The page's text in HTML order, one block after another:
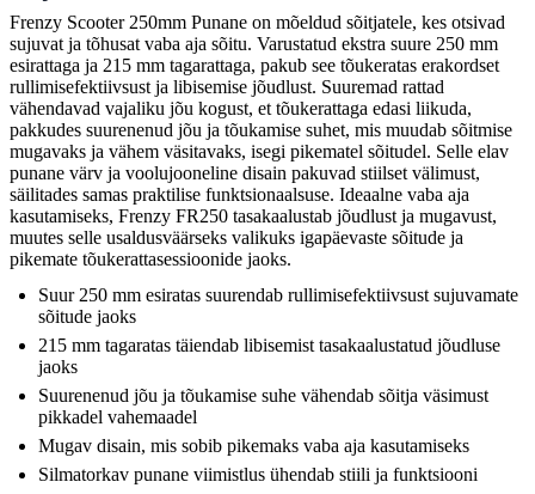
Frenzy Scooter 250mm Punane on mõeldud sõitjatele, kes otsivad
sujuvat ja tõhusat vaba aja sõitu. Varustatud ekstra suure 250 mm
esirattaga ja 215 mm tagarattaga, pakub see tõukeratas erakordset
rullimisefektiivsust ja libisemise jõudlust. Suuremad rattad
vähendavad vajaliku jõu kogust, et tõukerattaga edasi liikuda,
pakkudes suurenenud jõu ja tõukamise suhet, mis muudab sõitmise
mugavaks ja vähem väsitavaks, isegi pikematel sõitudel. Selle elav
punane värv ja voolujooneline disain pakuvad stiilset välimust,
säilitades samas praktilise funktsionaalsuse. Ideaalne vaba aja
kasutamiseks, Frenzy FR250 tasakaalustab jõudlust ja mugavust,
muutes selle usaldusväärseks valikuks igapäevaste sõitude ja
pikemate tõukerattasessioonide jaoks.
Suur 250 mm esiratas suurendab rullimisefektiivsust sujuvamate
sõitude jaoks
215 mm tagaratas täiendab libisemist tasakaalustatud jõudluse
jaoks
Suurenenud jõu ja tõukamise suhe vähendab sõitja väsimust
pikkadel vahemaadel
Mugav disain, mis sobib pikemaks vaba aja kasutamiseks
Silmatorkav punane viimistlus ühendab stiili ja funktsiooni